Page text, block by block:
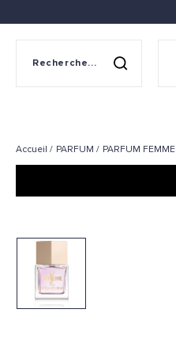
Recherche sur le site
Accueil PARFUM PARFUM FEMME